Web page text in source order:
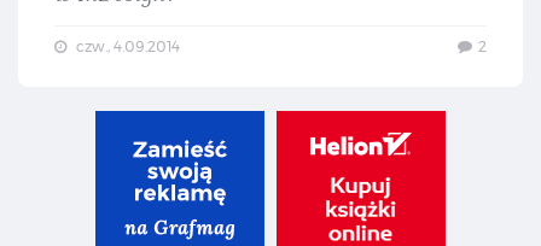
czw., 4.09.2014 2